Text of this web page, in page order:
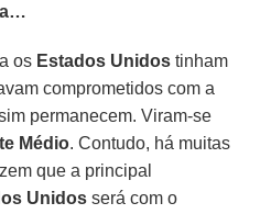
os Estados Unidos tinham
comprometidos com a
permanecem. Viram-se
Médio. Contudo, há muitas
que a principal
Unidos será com o